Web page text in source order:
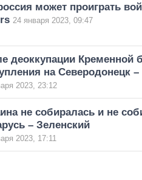
может проиграть
24 января 2023, 09:47
деоккупации Кременной
на Северодонецк
2023, 23:12
не собиралась и не
– Зеленский
2023, 17:11